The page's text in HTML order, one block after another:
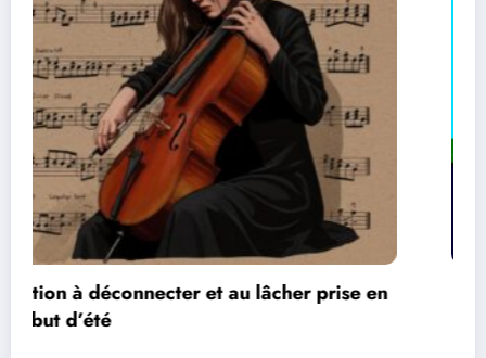
Les réseaux de communication entre les jeux
vidéos